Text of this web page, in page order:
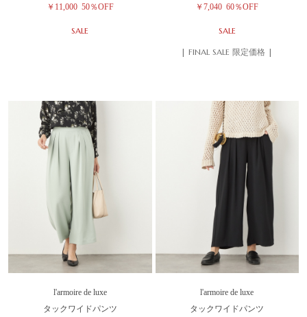
￥11,000 50％OFF
SALE
￥7,040 60％OFF
SALE
| FINAL SALE 限定価格 |
l'armoire de luxe
タックワイドパンツ
l'armoire de luxe
タックワイドパンツ